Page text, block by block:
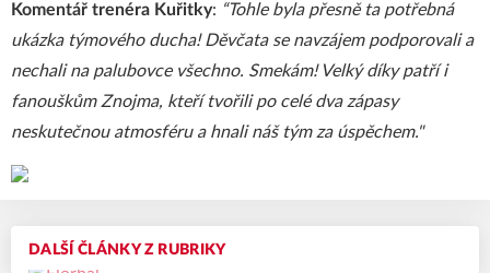
DALŠÍ ČLÁNKY Z RUBRIKY
Komentář trenéra Kuřitky: “Tohle byla přesně ta potřebná
ukázka týmového ducha! Děvčata se navzájem podporovali a
nechali na palubovce všechno. Smekám! Velký díky patří i
fanouškům Znojma, kteří tvořili po celé dva zápasy
neskutečnou atmosféru a hnali náš tým za úspěchem."